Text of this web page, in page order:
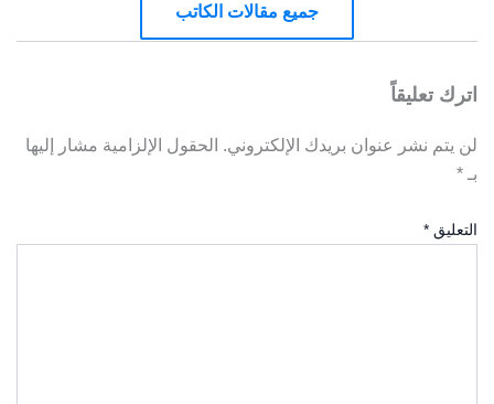
جميع مقالات الكاتب
اترك تعليقاً
لن يتم نشر عنوان بريدك الإلكتروني. الحقول الإلزامية مشار إليها
بـ *
التعليق *